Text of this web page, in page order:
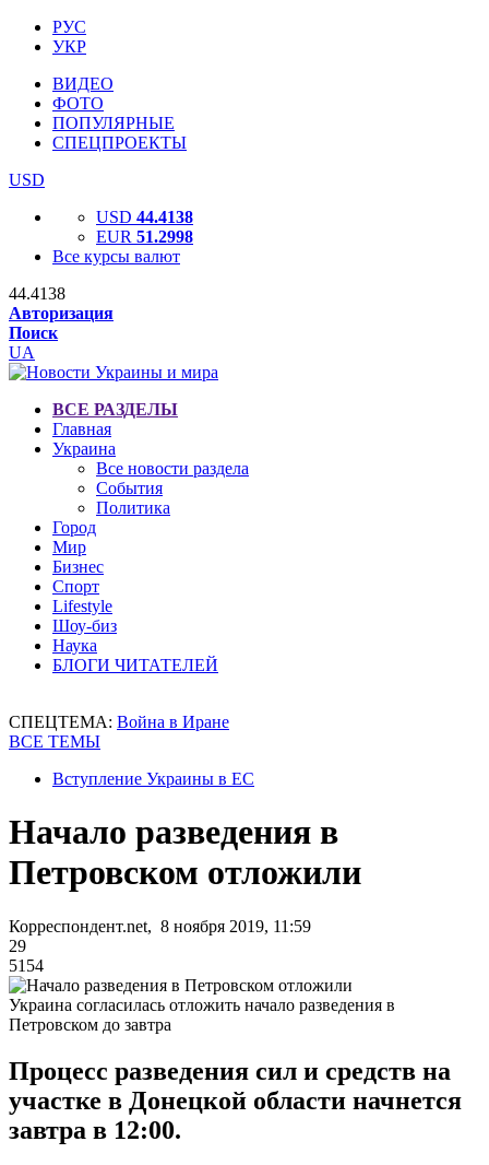
РУС
УКР
ВИДЕО
ФОТО
ПОПУЛЯРНЫЕ
СПЕЦПРОЕКТЫ
USD
USD 44.4138
EUR 51.2998
Все курсы валют
44.4138
Авторизация
Поиск
UA
ВСЕ РАЗДЕЛЫ
Главная
Украина
Все новости раздела
События
Политика
Город
Мир
Бизнес
Спорт
Lifestyle
Шоу-биз
Наука
БЛОГИ ЧИТАТЕЛЕЙ
СПЕЦТЕМА: Война в Иране
ВСЕ ТЕМЫ
Вступление Украины в ЕС
Начало разведения в
Петровском отложили
Корреспондент.net, 8 ноября 2019, 11:59
29
5154
Украина согласилась отложить начало разведения в
Петровском до завтра
Процесс разведения сил и средств на
участке в Донецкой области начнется
завтра в 12:00.